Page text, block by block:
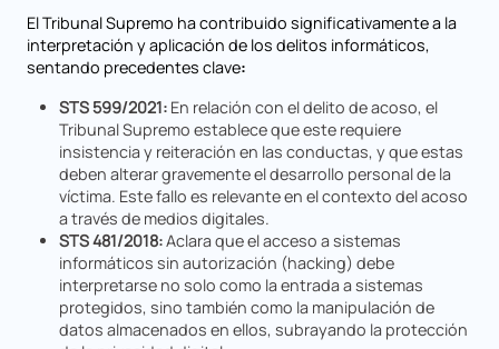
El Tribunal Supremo ha contribuido significativamente a la
interpretación y aplicación de los delitos informáticos,
sentando precedentes clave:
STS 599/2021: En relación con el delito de acoso, el
Tribunal Supremo establece que este requiere
insistencia y reiteración en las conductas, y que estas
deben alterar gravemente el desarrollo personal de la
víctima. Este fallo es relevante en el contexto del acoso
a través de medios digitales.
STS 481/2018:Aclara que el acceso a sistemas
informáticos sin autorización (hacking) debe
interpretarse no solo como la entrada a sistemas
protegidos, sino también como la manipulación de
datos almacenados en ellos, subrayando la protección